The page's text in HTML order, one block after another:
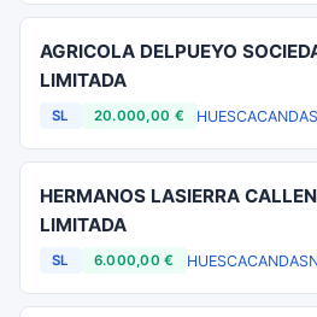
AGRICOLA DELPUEYO
LIMITADA
SL 20.000,00 € HUESCA
HERMANOS LASIERRA
LIMITADA
SL 6.000,00 € HUESCA